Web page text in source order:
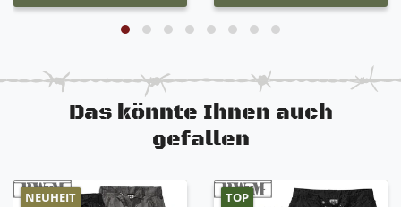
Das könnte Ihnen auch
gefallen
NEUHEIT TOP